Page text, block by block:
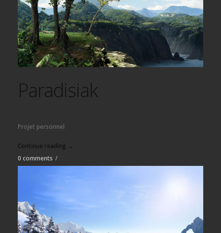
Paradisiak
Projet personnel
Continue reading →
0 comments /